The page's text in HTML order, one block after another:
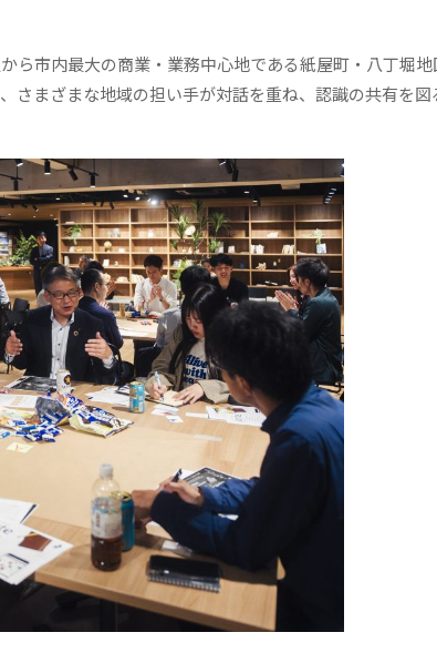
ら市内最大の商業・業務中心地である紙屋町・八丁堀地
まざまな地域の担い手が対話を重ね、認識の共有を図